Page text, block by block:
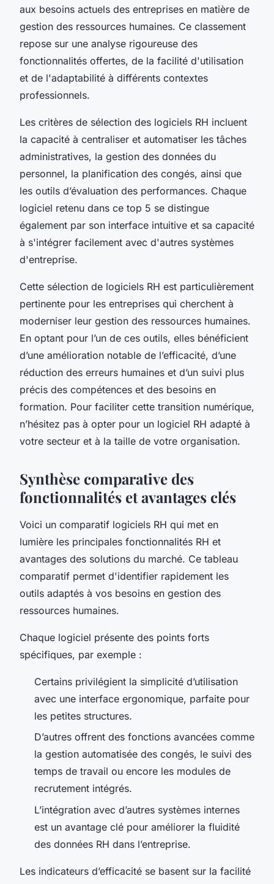
aux besoins actuels des entreprises en matière de
gestion des ressources humaines. Ce classement
repose sur une analyse rigoureuse des
fonctionnalités offertes, de la facilité d'utilisation
et de l'adaptabilité à différents contextes
professionnels.
Les critères de sélection des logiciels RH incluent
la capacité à centraliser et automatiser les tâches
administratives, la gestion des données du
personnel, la planification des congés, ainsi que
les outils d’évaluation des performances. Chaque
logiciel retenu dans ce top 5 se distingue
également par son interface intuitive et sa capacité
à s'intégrer facilement avec d'autres systèmes
d'entreprise.
Cette sélection de logiciels RH est particulièrement
pertinente pour les entreprises qui cherchent à
moderniser leur gestion des ressources humaines.
En optant pour l’un de ces outils, elles bénéficient
d’une amélioration notable de l’efficacité, d’une
réduction des erreurs humaines et d’un suivi plus
précis des compétences et des besoins en
formation. Pour faciliter cette transition numérique,
n’hésitez pas à opter pour un logiciel RH adapté à
votre secteur et à la taille de votre organisation.
Synthèse comparative des
fonctionnalités et avantages clés
Voici un comparatif logiciels RH qui met en
lumière les principales fonctionnalités RH et
avantages des solutions du marché. Ce tableau
comparatif permet d'identifier rapidement les
outils adaptés à vos besoins en gestion des
ressources humaines.
Chaque logiciel présente des points forts
spécifiques, par exemple :
Certains privilégient la simplicité d’utilisation
avec une interface ergonomique, parfaite pour
les petites structures.
D’autres offrent des fonctions avancées comme
la gestion automatisée des congés, le suivi des
temps de travail ou encore les modules de
recrutement intégrés.
L’intégration avec d’autres systèmes internes
est un avantage clé pour améliorer la fluidité
des données RH dans l’entreprise.
Les indicateurs d’efficacité se basent sur la facilité